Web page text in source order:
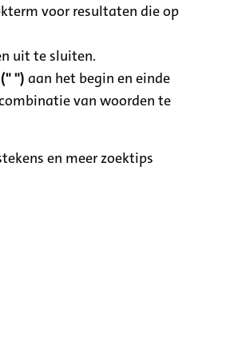
voor resultaten die op
uit te sluiten.
") aan het begin en einde
van woorden te
en meer zoektips